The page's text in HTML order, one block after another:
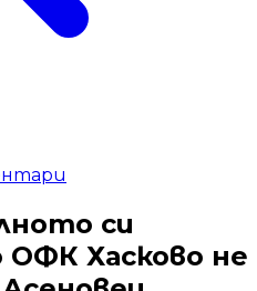
си
ОФК Хасково не